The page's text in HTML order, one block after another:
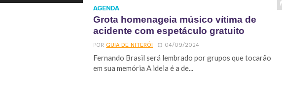
AGENDA
Grota homenageia músico vítima de
acidente com espetáculo gratuito
PORGUIA DE NITERÓI 04/09/2024
Fernando Brasil será lembrado por grupos que tocarão
em sua memória A ideia é a de...